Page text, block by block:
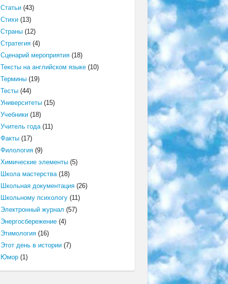
Статьи(43)
Стихи(13)
Страны(12)
Стратегия(4)
Сценарий мероприятия(18)
Тексты на английском языке(10)
Термины(19)
Тесты(44)
Университеты(15)
Учебники(18)
Учитель года(11)
Факты(17)
Филология(9)
Химические элементы(5)
Школа мастерства(18)
Школьная документация(26)
Школьному психологу(11)
Электронный журнал (57)
Энергосбережение(4)
Этимология(16)
Этот день в истории(7)
Юмор(1)